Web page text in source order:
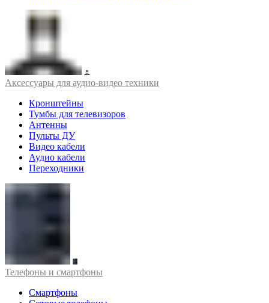
Аксессуары для аудио-видео техники
Кронштейны
Тумбы для телевизоров
Антенны
Пульты ДУ
Видео кабели
Аудио кабели
Переходники
Телефоны и смартфоны
Смартфоны